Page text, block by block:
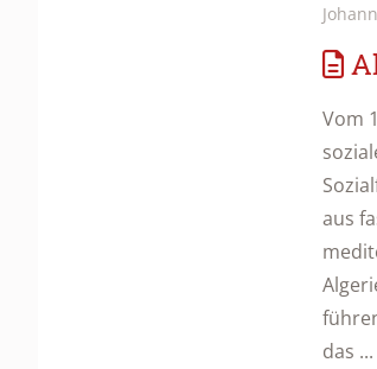
Vom
aus
das ...